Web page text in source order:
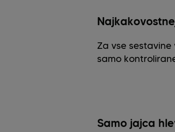
Za vse
samo
Samo jajca